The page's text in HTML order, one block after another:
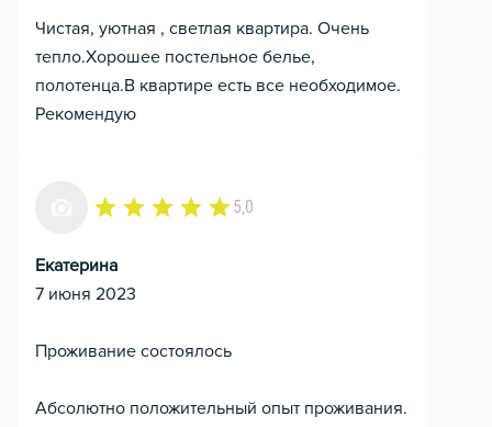
Чистая, уютная , светлая квартира. Очень
тепло.Хорошее постельное белье,
полотенца.В квартире есть все необходимое.
Рекомендую
5,0
Екатерина
7 июня 2023
Проживание состоялось
Абсолютно положительный опыт проживания.